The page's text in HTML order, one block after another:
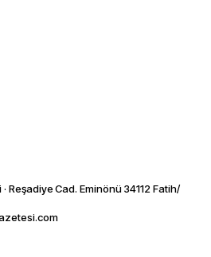
Reşadiye Cad. Eminönü 34112 Fatih/